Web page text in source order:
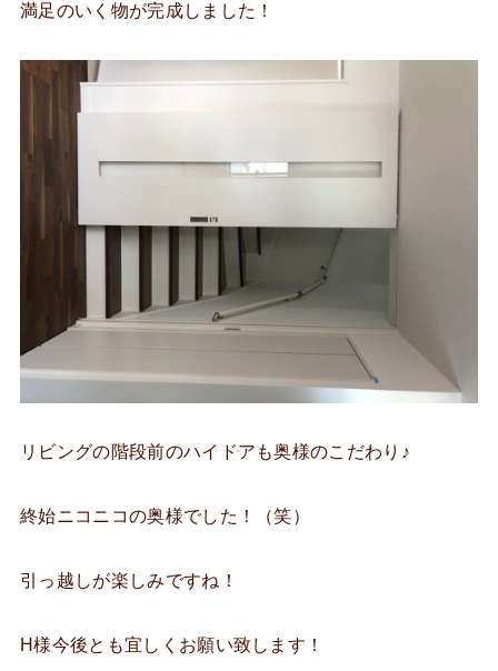
満足のいく物が完成しました！
リビングの階段前のハイドアも奥様のこだわり♪
終始ニコニコの奥様でした！（笑）
引っ越しが楽しみですね！
H様今後とも宜しくお願い致します！